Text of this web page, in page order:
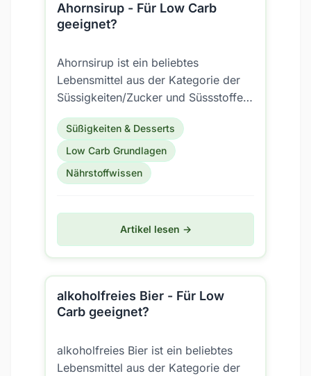
Ahornsirup - Für Low Carb
geeignet?
Ahornsirup ist ein beliebtes
Lebensmittel aus der Kategorie der
Süssigkeiten/Zucker und Süssstoffe.
Aber ist es auch für eine Low Carb
Ernährung geeignet?
Süßigkeiten & Desserts
Low Carb Grundlagen
Nährstoffwissen
Artikel lesen →
alkoholfreies Bier - Für Low
Carb geeignet?
alkoholfreies Bier ist ein beliebtes
Lebensmittel aus der Kategorie der